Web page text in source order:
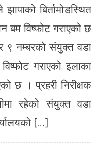
बिर्तामोडस्थित
बम विष्फोट गराएको छ
९ नम्बरको संयुक्त वडा
गराएको इलाका
छ । प्रहरी निरीक्षक
रहेको संयुक्त वडा
[…]